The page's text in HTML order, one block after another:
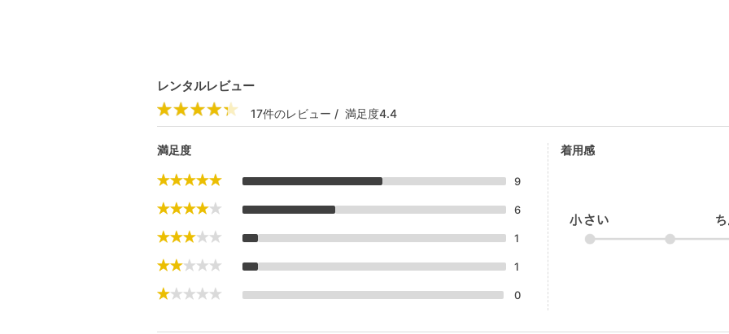
レンタルレビュー
17件のレビュー / 満足度4.4
満足度
9
6
1
1
0
着用感